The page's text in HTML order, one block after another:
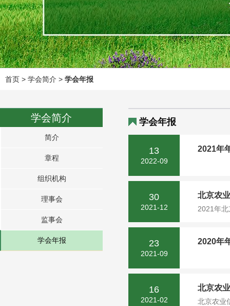
首页 > 学会简介 > 学会年报
学会简介
简介
章程
组织机构
理事会
监事会
学会年报
学会年报
2021年
13
2022-09
北京农
2021年
30
2021-12
2020年
23
2021-09
北京农
北京农业
16
2021-02